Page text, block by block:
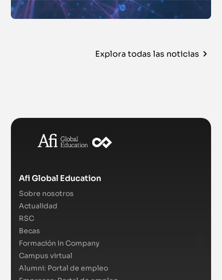
Explora todas las noticias
Afi Global Education
Sobre nosotros
Actualidad
RSC
Becas
Formación In Company
Campus virtual
Alumni: Portal de empleo